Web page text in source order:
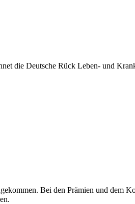
die Deutsche Rück Leben- und
Bei den Prämien und dem